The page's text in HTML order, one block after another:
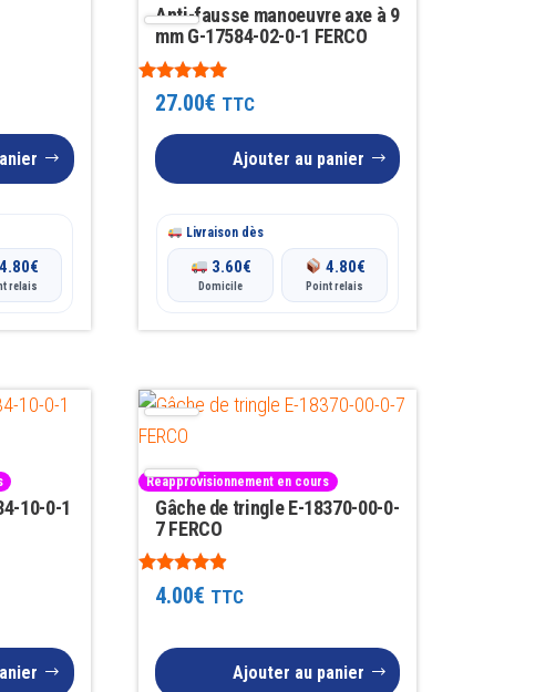
4.80€
relais
Anti-fausse manoeuvre axe à 9
mm G-17584-02-0-1 FERCO
Note
4.8627.00€ TTC
Ajouter au panier
Livraison dès
3.60€
Domicile
4.80€
Point relais
10-0-1
Réapprovisionnement en cours
Gâche de tringle E-18370-00-0-
7 FERCO
Note
4.754.00€ TTC
Ajouter au panier